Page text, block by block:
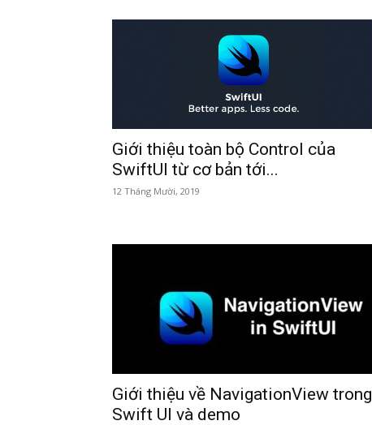
Giới thiệu toàn bộ Control của
SwiftUI từ cơ bản tới...
12 Tháng Mười, 2019
Giới thiệu về NavigationView trong
Swift UI và demo